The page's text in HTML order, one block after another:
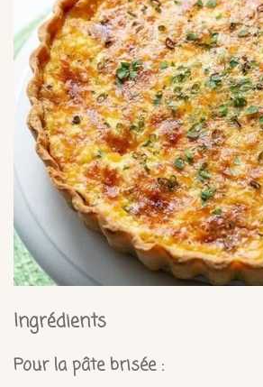
Ingrédients
Pour la pâte brisée :